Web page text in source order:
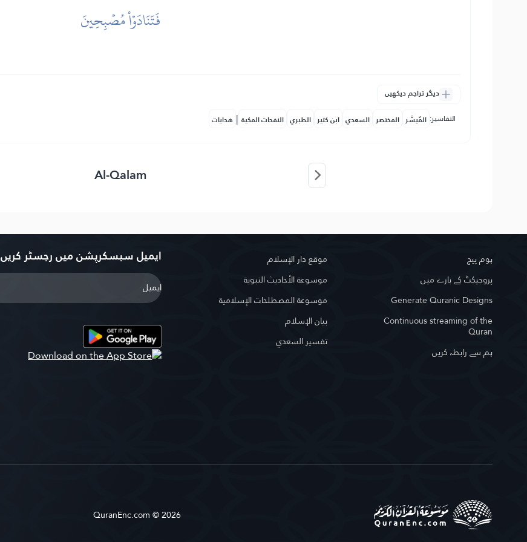
فَتَنَادَوۡاْ مُصۡبِحِينَ
دیگر تراجم دیکھیں
التفاسير: المُيسَّر المختصر السعدي ابن كثير الطبري النفحات المكية | هدايات
Al-Qalam
ہوم پیج
پروجیکٹ کے بارے میں
Generate Quranic Designs
Continuous streaming of the
Quran
ہم سے رابطہ کریں
موقع دار الإسلام
موسوعة الأحاديث النبوية
موسوعة المصطلحات الإسلامية
بيان الإسلام
تفسير السعدي
ایمیل سبسکرپشن میں رجسٹر کریں
QuranEnc.com © 2026